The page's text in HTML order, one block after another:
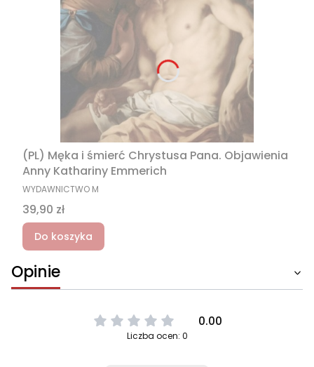
(PL) Męka i śmierć Chrystusa Pana. Objawienia
Anny Kathariny Emmerich
PRODUCENT
WYDAWNICTWO M
Cena
39,90 zł
Do koszyka
Opinie
0.00
Liczba ocen: 0